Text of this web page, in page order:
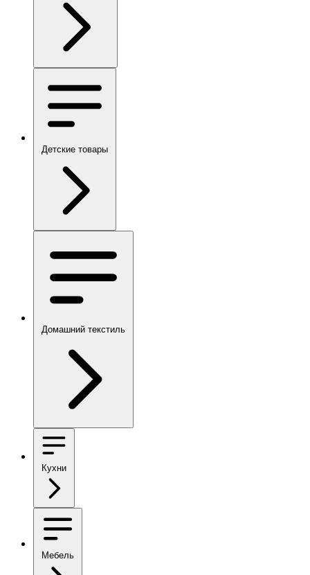
Детские товары
Домашний текстиль
Кухни
Мебель